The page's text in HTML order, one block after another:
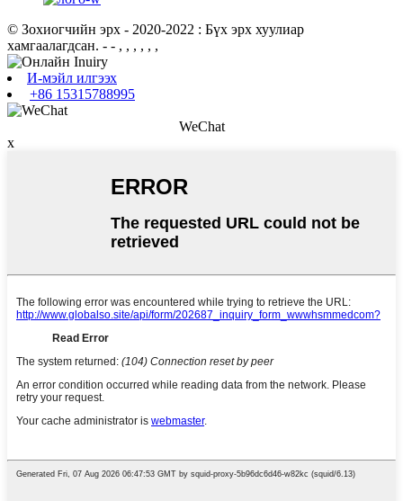
© Зохиогчийн эрх - 2020-2022 : Бүх эрх хуулиар
хамгаалагдсан. - - , , , , , ,
И-мэйл илгээх
+86 15315788995
WeChat
x